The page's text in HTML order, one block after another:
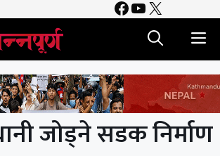
Facebook
YouTube
X
जोड्ने सडक निर्माण